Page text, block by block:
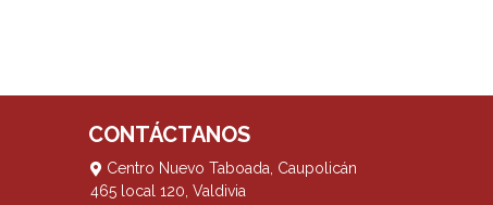
CONTÁCTANOS
Centro Nuevo Taboada, Caupolicán
465 local 120, Valdivia